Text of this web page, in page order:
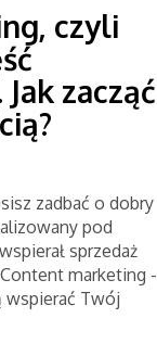
czyli
zacząć
zadbać o dobry
pod
sprzedaż
marketing -
wspierać Twój